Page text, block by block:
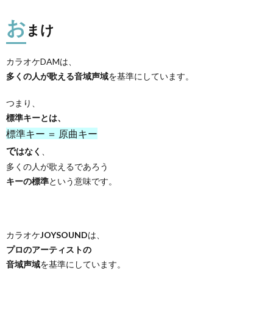
おまけ
カラオケDAMは、
多くの人が歌える音域声域を基準にしています。
つまり、
標準キーとは、
標準キー ＝ 原曲キー
ではなく
多くの人が歌えるであろう
キーの標準という意味です。
カラオケJOYSOUNDは、
プロのアーティストの
音域声域を基準にしています。